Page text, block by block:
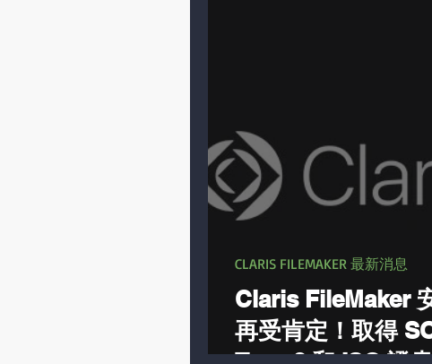
Claris FileMaker
再受肯定！取得
CLARIS FILEMAKER 最新消息